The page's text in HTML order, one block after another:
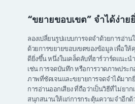
“ขยายขอบเขต” จำได้ง่าย
ลองเปลี่ยนรูปแบบการจดจำด้วยการอ่าน
ด้วยการขยายขอบเขตของข้อมูล เพื่อใ
ดียิ่งขึ้น หนึ่งในเคล็ดลับที่ฮาร์วาร์ดแนะ
เช่น การจดบันทึก หรือการวาดภาพประ
ภาพที่ชัดเจนและขยายการจดจำได้มาก
การอ่านออกเสียง ที่ถือว่าเป็นวิธีที่ไม่ยา
สนุกสนานให้แก่การกระตุ้นความจำอีกด้